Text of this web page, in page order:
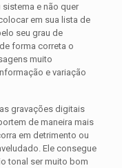
e não quer
em sua lista de
seu grau de
forma correta o
muito
e variação
gravações digitais
de maneira mais
em detrimento ou
Ele consegue
tonal ser muito bom